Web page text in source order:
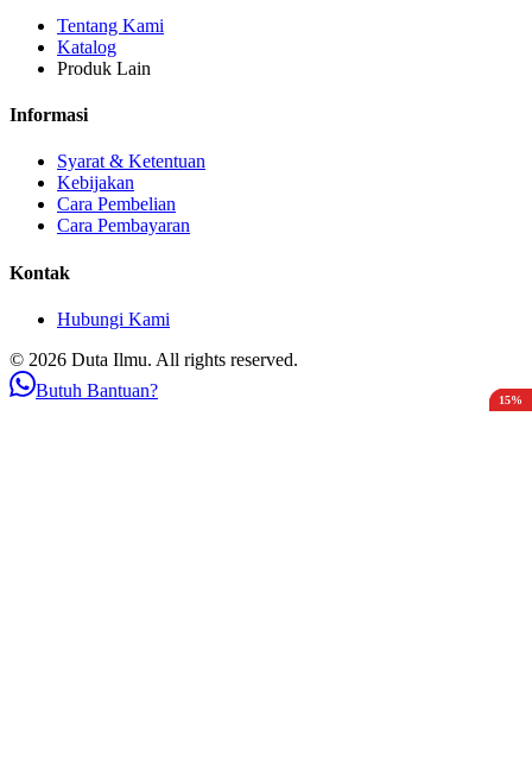
15%
15%
15%
Tentang Kami
Katalog
Produk Lain
Informasi
Syarat & Ketentuan
Kebijakan
Cara Pembelian
Cara Pembayaran
Kontak
Hubungi Kami
© 2026 Duta Ilmu. All rights reserved.
Butuh Bantuan?